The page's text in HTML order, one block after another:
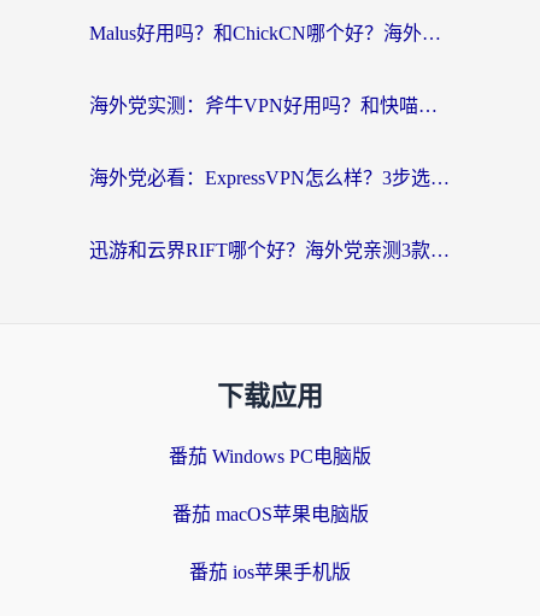
Malus好用吗？和ChickCN哪个好？海外党亲测：选对回国加速器，追剧游戏不卡顿
海外党实测：斧牛VPN好用吗？和快喵VPN对比哪个回国效果更好？附3款热门加速器深度分析
海外党必看：ExpressVPN怎么样？3步选对回国加速器，无缝刷国内剧玩手游
迅游和云界RIFT哪个好？海外党亲测3款回国加速器，教你无缝刷国内剧玩游戏
下载应用
番茄 Windows PC电脑版
番茄 macOS苹果电脑版
番茄 ios苹果手机版